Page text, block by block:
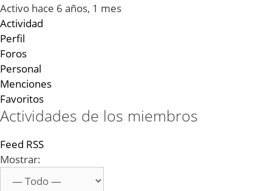
Activo hace 6 años, 1 mes
Actividad
Perfil
Foros
Personal
Menciones
Favoritos
Actividades de los miembros
Feed RSS
Mostrar: